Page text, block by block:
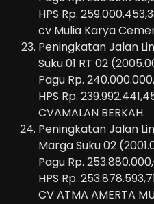
HPS Rp.
cv Mulia Karya
Peningkatan Jalan
Suku 01 RT 02
Pagu Rp.
HPS Rp.
CVAMALAN BERKAH.
Peningkatan Jalan
Marga Suku 02
Pagu Rp.
HPS Rp.
CV ATMA AMERTA